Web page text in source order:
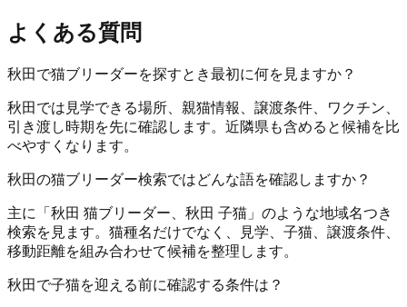
よくある質問
秋田で猫ブリーダーを探すとき最初に何を見ますか？
秋田では見学できる場所、親猫情報、譲渡条件、ワクチン、
引き渡し時期を先に確認します。近隣県も含めると候補を比
べやすくなります。
秋田の猫ブリーダー検索ではどんな語を確認しますか？
主に「秋田 猫ブリーダー、秋田 子猫」のような地域名つき
検索を見ます。猫種名だけでなく、見学、子猫、譲渡条件、
移動距離を組み合わせて候補を整理します。
秋田で子猫を迎える前に確認する条件は？